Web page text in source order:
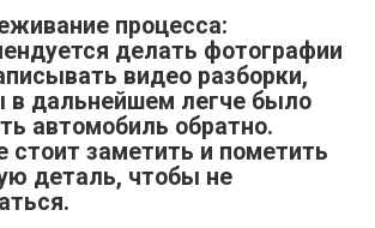
процесса:
делать фотографии
видео разборки,
в дальнейшем легче было
автомобиль обратно.
стоит заметить и пометить
деталь, чтобы не